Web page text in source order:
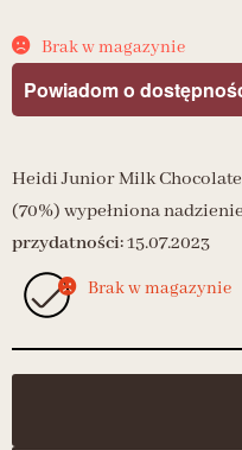
Brak w magazynie
Powiadom o
Heidi Junior Milk
(70%) wypełniona
przydatności:15.07.2023
Brak w magazynie